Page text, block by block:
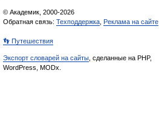
© Академик, 2000-2026
Обратная связь: Техподдержка Реклама на сайте
👣 Путешествия
Экспорт словарей на сайты , сделанные на PHP,
WordPress, MODx.